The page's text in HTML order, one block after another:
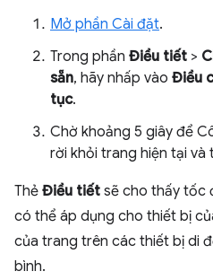
Mở phần Cài đặt.
Trong phần Điều tiết >
sẵn, hãy nhấp vào Điều
tục.
Chờ khoảng 5 giây để
rời khỏi trang hiện tại và
Thẻ Điều tiết sẽ cho thấy tốc
có thể áp dụng cho thiết bị
của trang trên các thiết bị di
bình.